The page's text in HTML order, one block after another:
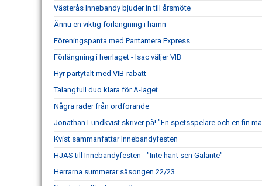
Västerås Innebandy bjuder in till årsmöte
Ännu en viktig förlängning i hamn
Föreningspanta med Pantamera Express
Förlängning i herrlaget - Isac väljer VIB
Hyr partytält med VIB-rabatt
Talangfull duo klara för A-laget
Några rader från ordförande
Jonathan Lundkvist skriver på! "En spetsspelare och en fin
Kvist sammanfattar Innebandyfesten
HJAS till Innebandyfesten - "Inte hänt sen Galante"
Herrarna summerar säsongen 22/23